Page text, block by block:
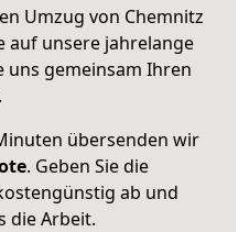
Umzug von Chemnitz
auf unsere jahrelange
uns gemeinsam Ihren
übersenden wir
. Geben Sie die
ab und
die Arbeit.